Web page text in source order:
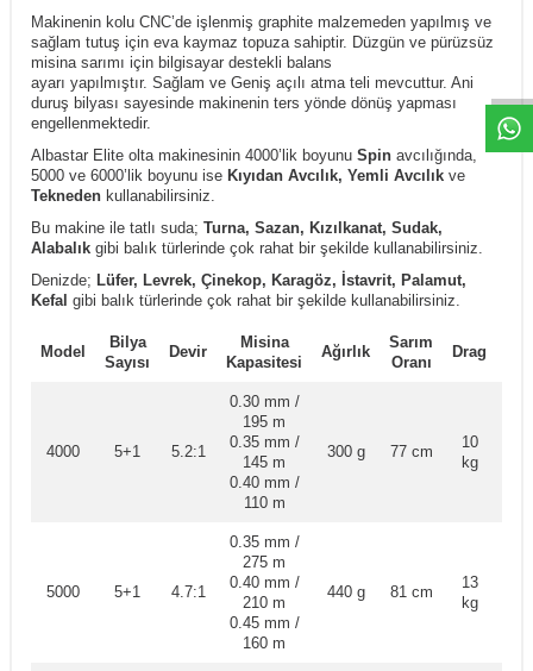
Makinenin kolu CNC’de işlenmiş graphite malzemeden yapılmış ve
sağlam tutuş için eva kaymaz topuza sahiptir. Düzgün ve pürüzsüz
misina sarımı için bilgisayar destekli balans
ayarı yapılmıştır. Sağlam ve Geniş açılı atma teli mevcuttur. Ani
duruş bilyası sayesinde makinenin ters yönde dönüş yapması
engellenmektedir.
Albastar Elite olta makinesinin 4000’lik boyunu Spin avcılığında,
5000 ve 6000’lik boyunu ise Kıyıdan Avcılık, Yemli Avcılık ve
Tekneden kullanabilirsiniz.
Bu makine ile tatlı suda; Turna, Sazan, Kızılkanat, Sudak,
Alabalık gibi balık türlerinde çok rahat bir şekilde kullanabilirsiniz.
Denizde; Lüfer, Levrek, Çinekop, Karagöz, İstavrit, Palamut,
Kefal gibi balık türlerinde çok rahat bir şekilde kullanabilirsiniz.
Model
Bilya
Sayısı
Devir
Misina
Kapasitesi
Ağırlık
Sarım
Oranı
Drag
4000 5+1 5.2:1
0.30 mm /
195 m
0.35 mm /
145 m
0.40 mm /
110 m
300 g 77 cm
10
kg
5000 5+1 4.7:1
0.35 mm /
275 m
0.40 mm /
210 m
0.45 mm /
160 m
440 g 81 cm
13
kg